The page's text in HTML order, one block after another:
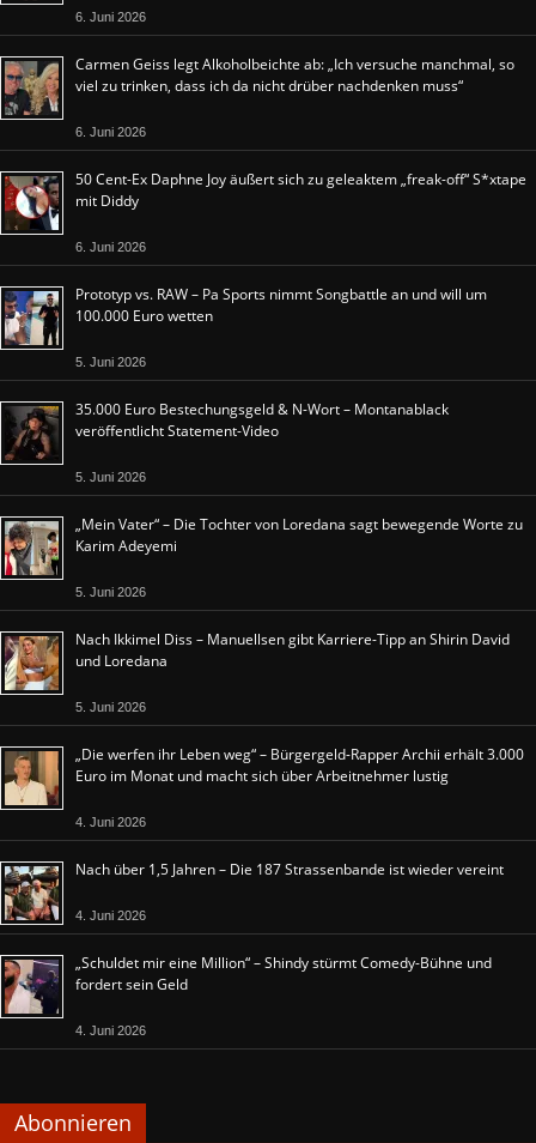
6. Juni 2026
Carmen Geiss legt Alkoholbeichte ab: „Ich versuche manchmal, so
viel zu trinken, dass ich da nicht drüber nachdenken muss“
6. Juni 2026
50 Cent-Ex Daphne Joy äußert sich zu geleaktem „freak-off“ S*xtape
mit Diddy
6. Juni 2026
Prototyp vs. RAW – Pa Sports nimmt Songbattle an und will um
100.000 Euro wetten
5. Juni 2026
35.000 Euro Bestechungsgeld & N-Wort – Montanablack
veröffentlicht Statement-Video
5. Juni 2026
„Mein Vater“ – Die Tochter von Loredana sagt bewegende Worte zu
Karim Adeyemi
5. Juni 2026
Nach Ikkimel Diss – Manuellsen gibt Karriere-Tipp an Shirin David
und Loredana
5. Juni 2026
„Die werfen ihr Leben weg“ – Bürgergeld-Rapper Archii erhält 3.000
Euro im Monat und macht sich über Arbeitnehmer lustig
4. Juni 2026
Nach über 1,5 Jahren – Die 187 Strassenbande ist wieder vereint
4. Juni 2026
„Schuldet mir eine Million“ – Shindy stürmt Comedy-Bühne und
fordert sein Geld
4. Juni 2026
Abonnieren